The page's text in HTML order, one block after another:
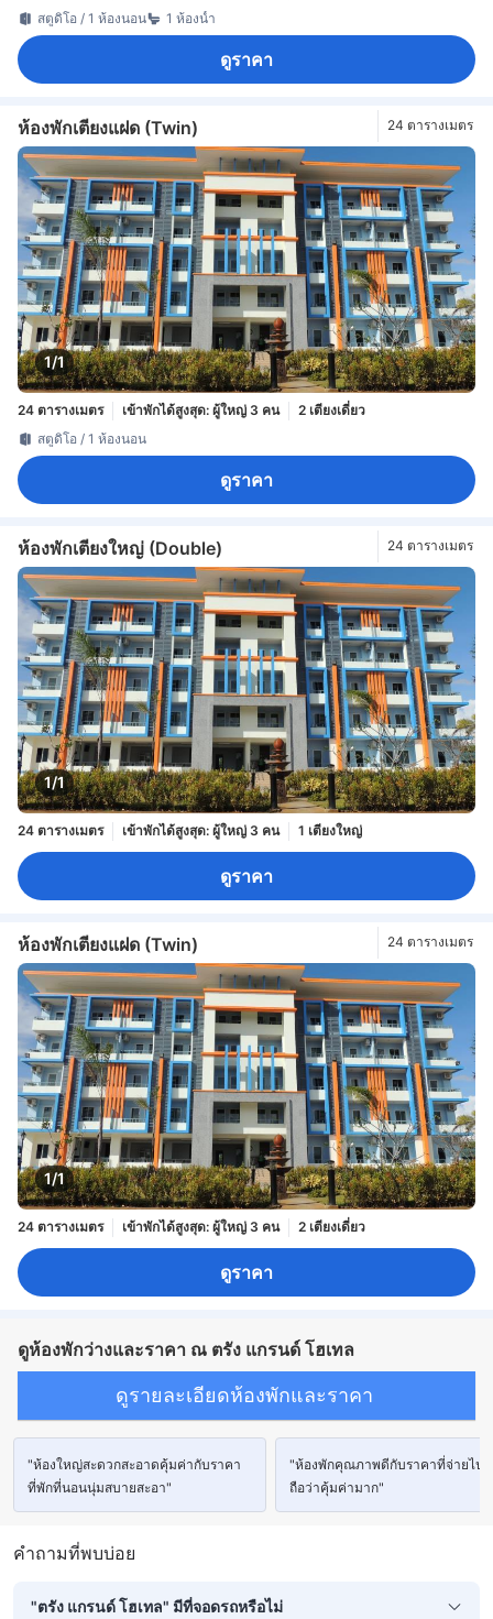
สตูดิโอ / 1 ห้องนอน
1 ห้องน้ำ
ดูราคา
ห้องพักเตียงแฝด (Twin) 24 ตารางเมตร
1/1
24 ตารางเมตร เข้าพักได้สูงสุด: ผู้ใหญ่ 3 คน
2 เตียงเดี่ยว
สตูดิโอ / 1 ห้องนอน
ดูราคา
ห้องพักเตียงใหญ่ (Double) 24 ตารางเมตร
1/1
24 ตารางเมตร เข้าพักได้สูงสุด: ผู้ใหญ่ 3 คน 1 เตียงใหญ่
ดูราคา
ห้องพักเตียงแฝด (Twin) 24 ตารางเมตร
1/1
24 ตารางเมตร เข้าพักได้สูงสุด: ผู้ใหญ่ 3 คน 2 เตียงเดี่ยว
ดูราคา
ดูห้องพักว่างและราคา ณ ตรัง แกรนด์ โฮเทล
ดูรายละเอียดห้องพักและราคา
"ห้องใหญ่สะดวกสะอาดคุ้มค่ากับราคา
ที่พักที่นอนนุ่มสบายสะอา"
"ห้องพักคุณภาพดีกับราคาที่จ่ายไป
ถือว่าคุ้มค่ามาก"
คำถามที่พบบ่อย
"ตรัง แกรนด์ โฮเทล" มีที่จอดรถหรือไม่